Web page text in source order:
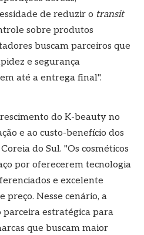
de reduzir o transit
sobre produtos
buscam parceiros que
e segurança
até a entrega final".
do K-beauty no
e ao custo-benefício dos
do Sul. "Os cosméticos
por oferecerem tecnologia
e excelente
preço. Nesse cenário, a
parceira estratégica para
que buscam maior